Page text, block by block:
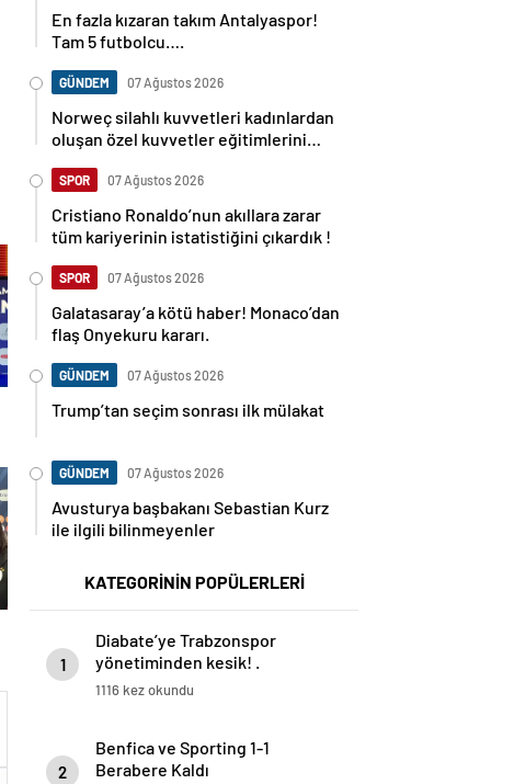
En fazla kızaran takım Antalyaspor!
Tam 5 futbolcu….
GÜNDEM 07 Ağustos 2026
Norweç silahlı kuvvetleri kadınlardan
oluşan özel kuvvetler eğitimlerini
SPOR 07 Ağustos 2026
Cristiano Ronaldo’nun akıllara zarar
tüm kariyerinin istatistiğini çıkardık !
SPOR 07 Ağustos 2026
Galatasaray’a kötü haber! Monaco’dan
flaş Onyekuru kararı.
GÜNDEM 07 Ağustos 2026
Trump’tan seçim sonrası ilk mülakat
GÜNDEM 07 Ağustos 2026
Avusturya başbakanı Sebastian Kurz
ile ilgili bilinmeyenler
KATEGORİNİN POPÜLERLERİ
1
Diabate’ye Trabzonspor
yönetiminden kesik! .
1116 kez okundu
2
Benfica ve Sporting 1-1
Berabere Kaldı